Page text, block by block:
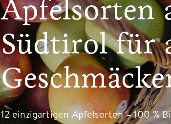
Apfelsorten
Südtirol für
12 einzigartigen Apfelsorten – 100 %